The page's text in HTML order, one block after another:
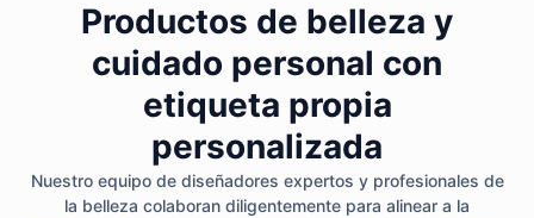
Productos de belleza y
cuidado personal con
etiqueta propia
personalizada
Nuestro equipo de diseñadores expertos y profesionales de
la belleza colaboran diligentemente para alinear a la